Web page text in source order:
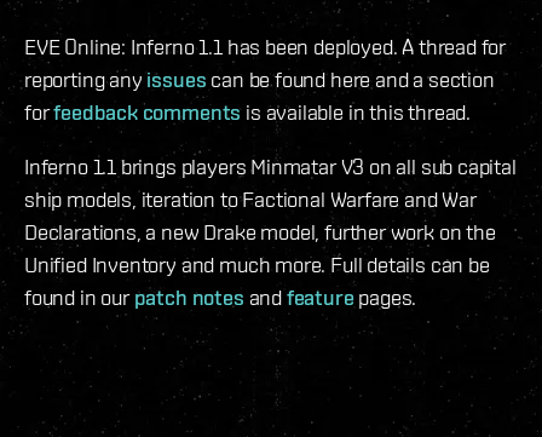
EVE Online: Inferno 1.1 has been deployed. A thread for
reporting anyissues can be found here and a section
forfeedback comments is available in this thread.
Inferno 1.1 brings players Minmatar V3 on all sub capital
ship models, iteration to Factional Warfare and War
Declarations, a new Drake model, further work on the
Unified Inventory and much more. Full details can be
found in ourpatch notes andfeature pages.